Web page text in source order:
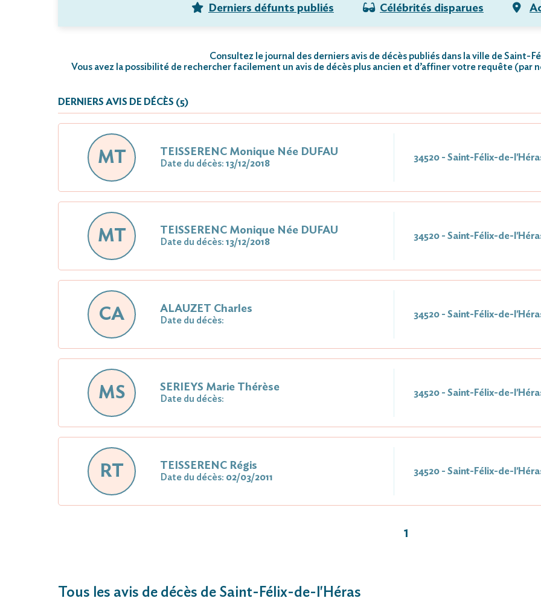
Derniers défunts publiés Célébrités disparues
Consultez le journal des derniers avis de décès publiés dans la ville de Saint-
Vous avez la possibilité de rechercher facilement un avis de décès plus ancien et d’affiner votre requête
DERNIERS AVIS DE DÉCÈS (5)
MT TEISSERENC Monique Née DUFAU
Date du décès: 13/12/2018
34520 - Saint-Félix-de-
MT TEISSERENC Monique Née DUFAU
Date du décès: 13/12/2018
34520 - Saint-Félix-de-
CA ALAUZET Charles
Date du décès:
34520 - Saint-Félix-de-
MS SERIEYS Marie Thérèse
Date du décès:
34520 - Saint-Félix-de-
RT TEISSERENC Régis
Date du décès: 02/03/2011
34520 - Saint-Félix-de-
1
Tous les avis de décès de Saint-Félix-de-l'Héras